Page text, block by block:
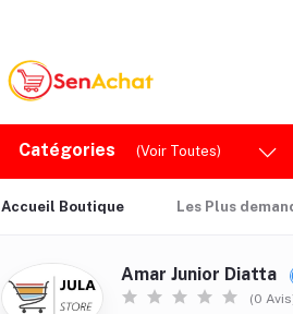
Catégories (Voir Toutes)
Accueil Boutique Les Plus
Amar Junior Diatta
(0